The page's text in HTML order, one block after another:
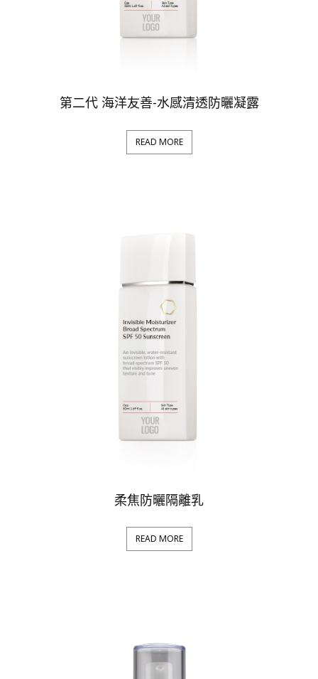
第二代 海洋友善-水感清透防曬凝露
READ MORE
柔焦防曬隔離乳
READ MORE